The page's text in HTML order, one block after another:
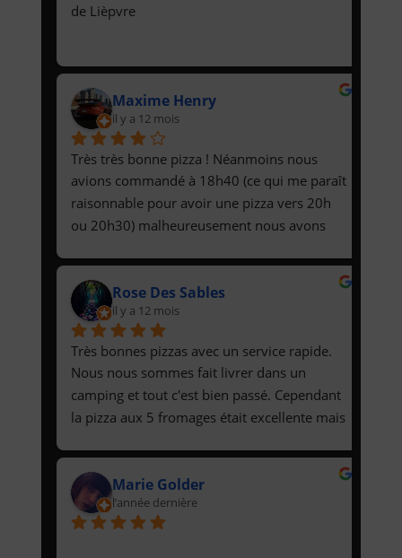
de Lièpvre
Maxime Henry
il y a 12 mois
Très très bonne pizza ! Néanmoins nous
avions commandé à 18h40 (ce qui me paraît
raisonnable pour avoir une pizza vers 20h
ou 20h30) malheureusement nous avons
l'expérience reste positive car la qualité de la
pizza permet de compenser le délai aberrant
de livraison.J'ai conscience que sans local et
avec deux personne il est pour le moins
compliqué de gérer beaucoup de
commandes. Toutefois le business model
me paraît discutable, en effet ne proposer
des pizzas QUE en livraison sur une zone
assez large me paraît ambitieux. J'aurais
volontiers été chercher ma pizza dans le
village. Proposer l'option serait un plus.Mes
conseils : commander TÔT mais genre
vraiment TÔT si vous voulez votre pizza à un
Rose Des Sables
il y a 12 mois
Très bonnes pizzas avec un service rapide.
Nous nous sommes fait livrer dans un
camping et tout c'est bien passé. Cependant
la pizza aux 5 fromages était excellente mais
estomac.
Marie Golder
l’année dernière